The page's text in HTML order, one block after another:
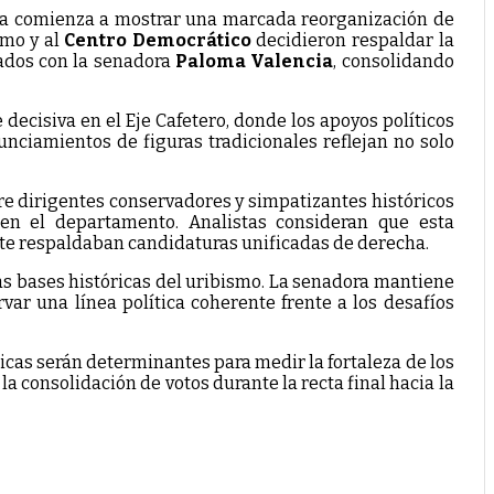
comienza a mostrar una marcada reorganización de
y al Centro Democráticodecidieron respaldar la
con la senadora Paloma Valencia, consolidando
en el Eje Cafetero, donde los apoyos políticos
de figuras tradicionales reflejan no solo
dirigentes conservadores y simpatizantes históricos
el departamento. Analistas consideran que esta
respaldaban candidaturas unificadas de derecha.
bases históricas del uribismo. La senadora mantiene
una línea política coherente frente a los desafíos
serán determinantes para medir la fortaleza de los
consolidación de votos durante la recta final hacia la